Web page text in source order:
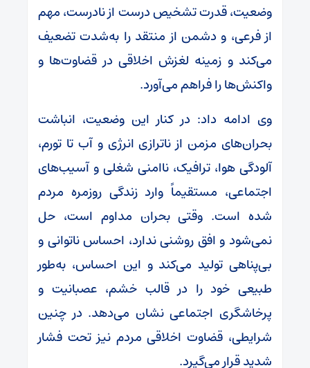
وضعیت، قدرت تشخیص درست از نادرست، مهم
از فرعی، و دشمن از منتقد را به‌شدت تضعیف
می‌کند و زمینه‌ لغزش اخلاقی در قضاوت‌ها و
واکنش‌ها را فراهم می‌آورد.
وی ادامه داد: در کنار این وضعیت، انباشت
بحران‌های مزمن از ناترازی انرژی و آب تا تورم،
آلودگی هوا، ترافیک، ناامنی شغلی و آسیب‌های
اجتماعی، مستقیماً وارد زندگی روزمره مردم
شده است. وقتی بحران مداوم است، حل
نمی‌شود و افق روشنی ندارد، احساس ناتوانی و
بی‌پناهی تولید می‌کند و این احساس، به‌طور
طبیعی خود را در قالب خشم، عصبانیت و
پرخاشگری اجتماعی نشان می‌دهد. در چنین
شرایطی، قضاوت اخلاقی مردم نیز تحت فشار
شدید قرار می‌گیرد.